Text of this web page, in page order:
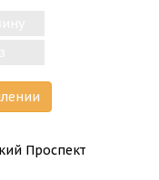
Проспект